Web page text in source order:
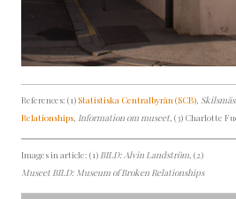
References: (1) Statistiska Centralbyrån (SCB),
Relationships, Information om museet, (3) Charlotte
Images in article: (1) BILD: Alvin Landström, (2)
Museet BILD: Museum of Broken Relationships